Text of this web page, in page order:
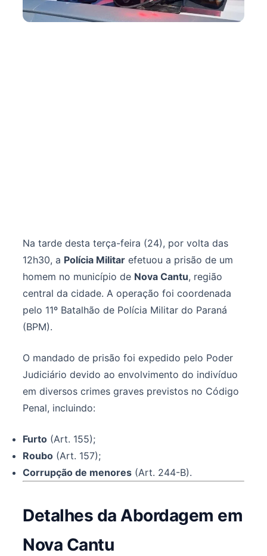
Na tarde desta terça-feira (24), por volta das
12h30, a Polícia Militar efetuou a prisão de um
homem no município de Nova Cantu, região
central da cidade. A operação foi coordenada
pelo 11º Batalhão de Polícia Militar do Paraná
(BPM).
O mandado de prisão foi expedido pelo Poder
Judiciário devido ao envolvimento do indivíduo
em diversos crimes graves previstos no Código
Penal, incluindo:
Furto (Art. 155);
Roubo (Art. 157);
Corrupção de menores (Art. 244-B).
Detalhes da Abordagem em
Nova Cantu